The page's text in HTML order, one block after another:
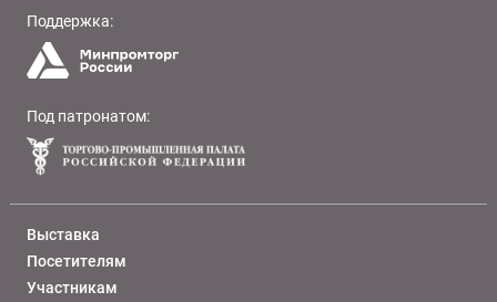
Поддержка:
Под патронатом:
Выставка
Посетителям
Участникам